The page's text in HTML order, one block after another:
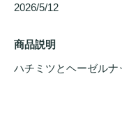
2026/5/12
商品説明
ハチミツとヘーゼルナ